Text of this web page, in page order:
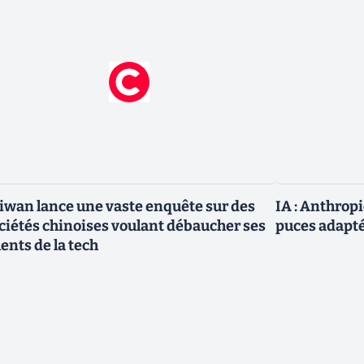
lance une vaste enquête sur des
chinoises voulant débaucher ses
de la tech
IA :
puces